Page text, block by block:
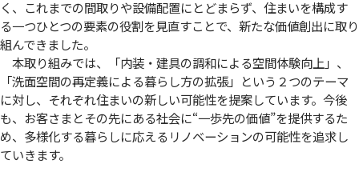
く、これまでの間取りや設備配置にとどまらず、住まいを構成す
る一つひとつの要素の役割を見直すことで、新たな価値創出に取り
組んできました。
本取り組みでは、「内装・建具の調和による空間体験向上」、
「洗面空間の再定義による暮らし方の拡張」という２つのテーマ
に対し、それぞれ住まいの新しい可能性を提案しています。今後
も、お客さまとその先にある社会に“一歩先の価値”を提供するた
め、多様化する暮らしに応えるリノベーションの可能性を追求し
ていきます。